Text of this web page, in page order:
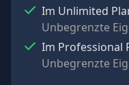
Im Unlimited
Unbegrenzte
Im Professional
Unbegrenzte